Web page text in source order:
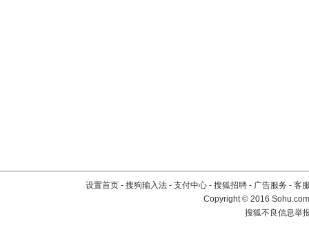
设置首页 - 搜狗输入法 - 支付中心 - 搜狐招聘 - 广告服务 - 客
Copyright©2016
搜狐不良信息举